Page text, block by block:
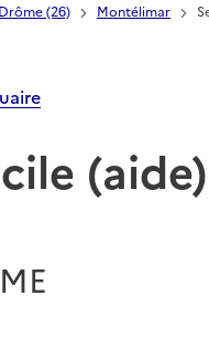
Drôme (26) Montélimar